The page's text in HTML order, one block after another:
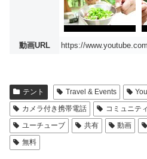
動画URL https://
テント Travel & Events
カメラ付き携帯電話
コミュニティ
ユーチューブ
共有 動画
無料